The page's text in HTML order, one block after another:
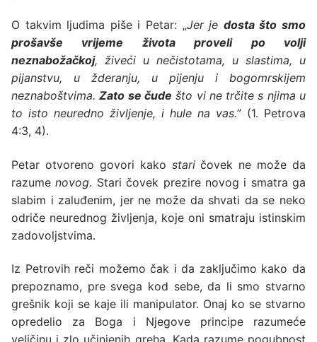
O takvim ljudima piše i Petar: „Jer je dosta što smo
prošavše vrijeme života proveli po volji
neznabožačkoj, živeći u nečistotama, u slastima, u
pijanstvu, u žderanju, u pijenju i bogomrskijem
neznaboštvima.Zato se čude što vi ne trčite s njima u
to isto neuredno življenje, i hule na vas.” (1. Petrova
4:3, 4).
Petar otvoreno govori kako staričovek ne može da
razumenovog. Stari čovek prezire novog i smatra ga
slabim i zaluđenim, jer ne može da shvati da se neko
odriče neurednog življenja, koje oni smatraju istinskim
zadovoljstvima.
Iz Petrovih reči možemo čak i da zaključimo kako da
prepoznamo, pre svega kod sebe, da li smo stvarno
grešnik koji se kaje ili manipulator. Onaj ko se stvarno
opredelio za Boga i Njegove principe razumeće